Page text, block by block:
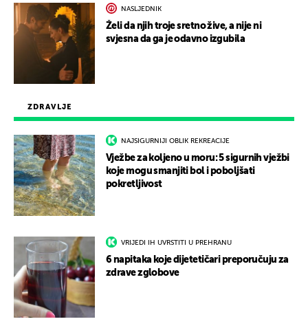
ZDRAVLJE
NAJSIGURNIJI OBLIK REKREACIJE
Vježbe za koljeno u moru: 5 sigurnih vježbi
koje mogu smanjiti bol i poboljšati
pokretljivost
VRIJEDI IH UVRSTITI U PREHRANU
6 napitaka koje dijetetičari preporučuju za
zdrave zglobove
NASLJEDNIK
Želi da njih troje sretno žive, a nije ni
svjesna da ga je odavno izgubila